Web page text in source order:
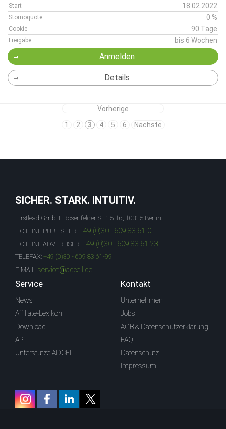
Start 18.02.2022
Stornoquote 0 %
Cookie 90 Tage
Freigabe bis 6 Wochen
Anmelden
Details
Vorherige
1
2 3 4 5 6 Nächste
SICHER. STARK. INTUITIV.
Firstlead GmbH, Rosenfelder St. 15-16, 10315 Berlin
HOTLINE PUBLISHER: +49 (0)30 - 609 83 61-0
HOTLINE ADVERTISER: +49 (0)30 - 609 83 61-23
TELEFAX: +49 (0)30 - 609 83 61-99
E-MAIL: service@adcell.de
Service
News
Affiliate-Lexikon
Download
API
Unterstütze ADCELL
Kontakt
Unternehmen
Jobs
AGB & Datenschutzerklärung
FAQ
Datenschutz
Impressum